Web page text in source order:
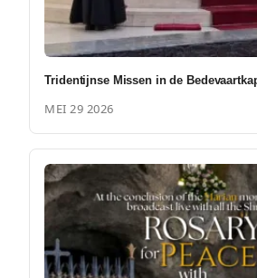
Tridentijnse Missen in de
MEI 29 2026